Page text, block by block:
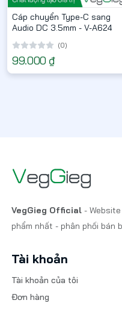
Cáp chuyển Type-C sang
Audio DC 3.5mm - V-A624
(0)
99.000 ₫
VegGieg Official -
phẩm nhất - phân phối bán
Tài khoản
Tài khoản của tôi
Đơn hàng